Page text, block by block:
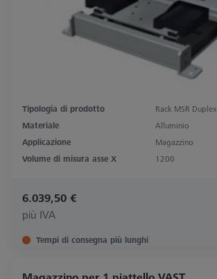
Tipologia di prodotto
Rack MSR Duplex
Materiale
Alluminio
Applicazione
Magazzino
Volume di misura asse X
1200
6.039,50 €
più IVA
Tempi di consegna più lunghi